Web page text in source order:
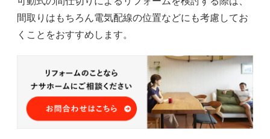
間取りはもちろん電気配線の位置などにも考慮してお
くことをおすすめします。